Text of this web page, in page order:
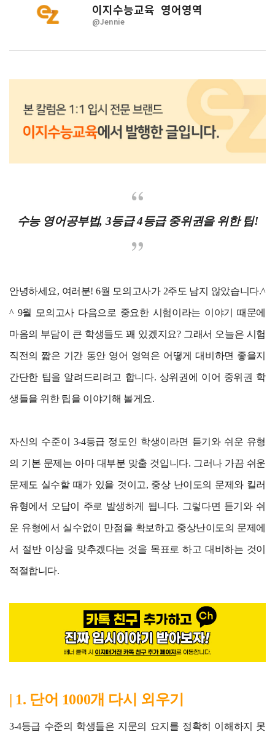
이지수능교육 영어영역
@Jennie
수능 영어공부법, 3등급 4등급 중위권을 위한 팁!
안녕하세요, 여러분! 6월 모의고사가 2주도 남지 않았습니다.^
^ 9월 모의고사 다음으로 중요한 시험이라는 이야기 때문에
마음의 부담이 큰 학생들도 꽤 있겠지요? 그래서 오늘은 시험
직전의 짧은 기간 동안 영어 영역은 어떻게 대비하면 좋을지
간단한 팁을 알려드리려고 합니다. 상위권에 이어 중위권 학
생들을 위한 팁을 이야기해 볼게요.
자신의 수준이 3-4등급 정도인 학생이라면 듣기와 쉬운 유형
의 기본 문제는 아마 대부분 맞출 것입니다. 그러나 가끔 쉬운
문제도 실수할 때가 있을 것이고, 중상 난이도의 문제와 킬러
유형에서 오답이 주로 발생하게 됩니다. 그렇다면 듣기와 쉬
운 유형에서 실수없이 만점을 확보하고 중상난이도의 문제에
서 절반 이상을 맞추겠다는 것을 목표로 하고 대비하는 것이
적절합니다.
| 1. 단어 1000개 다시 외우기
3-4등급 수준의 학생들은 지문의 요지를 정확히 이해하지 못